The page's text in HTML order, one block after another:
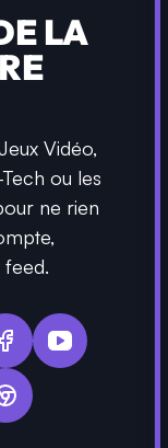
LA
Vidéo,
ou les
ne rien